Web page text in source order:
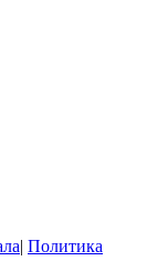
| Политика